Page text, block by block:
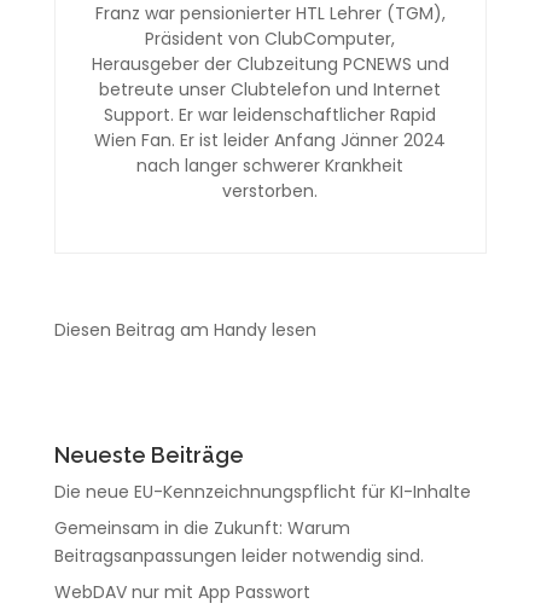
Franz war pensionierter HTL Lehrer (TGM),
Präsident von ClubComputer,
Herausgeber der Clubzeitung PCNEWS und
betreute unser Clubtelefon und Internet
Support. Er war leidenschaftlicher Rapid
Wien Fan. Er ist leider Anfang Jänner 2024
nach langer schwerer Krankheit
verstorben.
Diesen Beitrag am Handy lesen
Neueste Beiträge
Die neue EU-Kennzeichnungspflicht für KI-Inhalte
Gemeinsam in die Zukunft: Warum
Beitragsanpassungen leider notwendig sind.
WebDAV nur mit App Passwort